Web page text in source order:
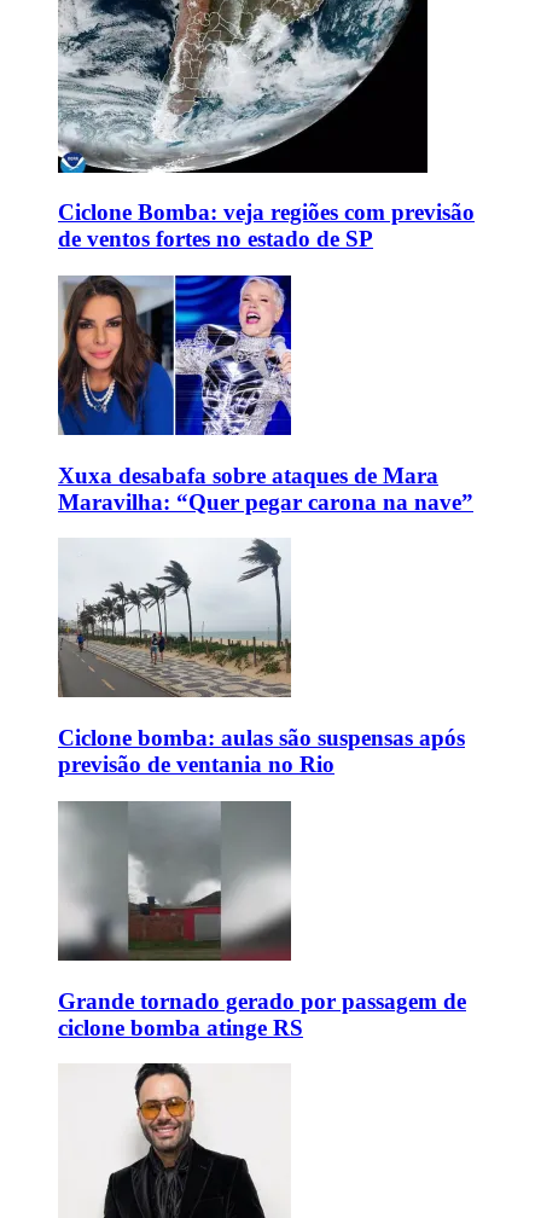
Ciclone Bomba: veja regiões com previsão
de ventos fortes no estado de SP
Xuxa desabafa sobre ataques de Mara
Maravilha: “Quer pegar carona na nave”
Ciclone bomba: aulas são suspensas após
previsão de ventania no Rio
Grande tornado gerado por passagem de
ciclone bomba atinge RS